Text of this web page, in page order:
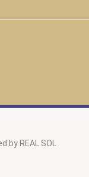
by REAL SOL